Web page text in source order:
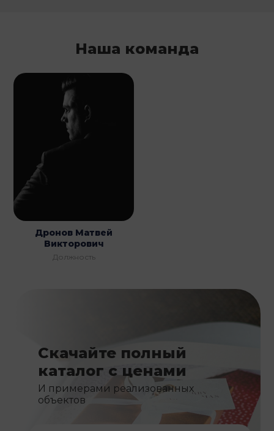
Наша команда
Дронов Матвей
Викторович
Должность
Скачайте полный
каталог с ценами
И примерами реализованных
объектов